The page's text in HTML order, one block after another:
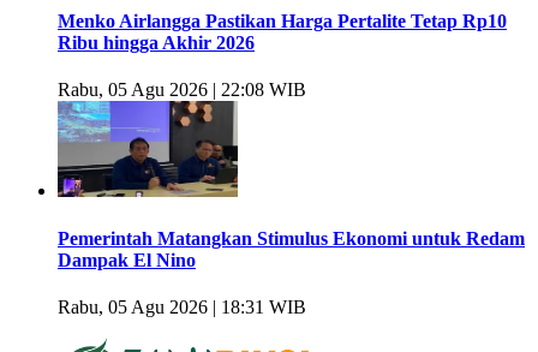
Menko Airlangga Pastikan Harga Pertalite Tetap Rp10
Ribu hingga Akhir 2026
Rabu, 05 Agu 2026 | 22:08 WIB
Pemerintah Matangkan Stimulus Ekonomi untuk Redam
Dampak El Nino
Rabu, 05 Agu 2026 | 18:31 WIB